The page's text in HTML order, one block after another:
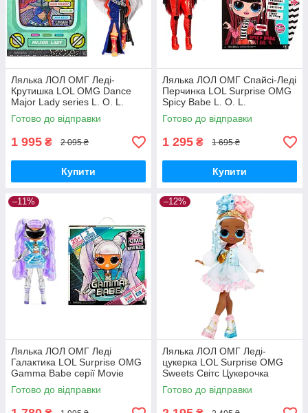
Лялька ЛОЛ ОМГ Леді-
Крутишка LOL OMG Dance
Major Lady series L. O. L.
Surprise! O. M. G. Серії Денс
117889 Оригінал
Готово до відправки
1 995 ₴ 2 095 ₴
Купити
Лялька ЛОЛ ОМГ Спайсі-Леді
Перчинка LOL Surprise OMG
Spicy Babe L. O. L.
SURPRISE! O. M. G. 4 серія
572770 Оригінал
Готово до відправки
1 295 ₴ 1 695 ₴
Купити
–11%
Лялька ЛОЛ ОМГ Леді
Галактика LOL Surprise OMG
Gamma Babe серії Movie
Magic 577898 MGA Оригінал
Готово до відправки
–12%
Лялька ЛОЛ ОМГ Леді-
цукерка LOL Surprise OMG
Sweets Світс Цукерочка
Fashion Doll L. O. L. 572763
MGA Оригінал
Готово до відправки